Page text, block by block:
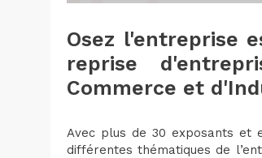
Osez l'entreprise
reprise
Commerce et
Avec plus de 30 exposants et
différentes thématiques de